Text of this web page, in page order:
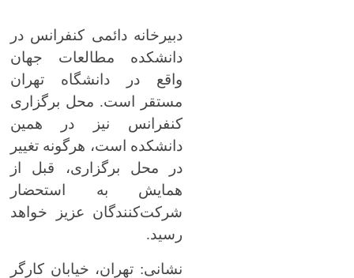
دبیرخانه دائمی کنفرانس در
دانشکده مطالعات جهان
واقع در دانشگاه تهران
مستقر است. محل برگزاری
کنفرانس نیز در همین
دانشکده است، هرگونه تغییر
در محل برگزاری، قبل از
همایش به استحضار
شرکت‌کنندگان عزیز خواهد
رسید.
نشانی: تهران، خیابان کارگر